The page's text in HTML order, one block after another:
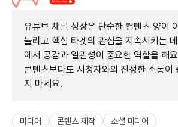
유튜브 채널 성장은 단순한 컨텐츠 양이
늘리고 핵심 타겟의 관심을 지속시키는
에서 공감과 일관성이 중요한 역할을 해
콘텐츠보다도 시청자와의 진정한 소통이
지 마세요.
미디어 콘텐츠 제작 소셜 미디어